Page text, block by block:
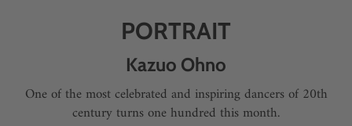
PORTRAIT
Kazuo Ohno
One of the most celebrated and inspiring dancers of 20th
century turns one hundred this month.